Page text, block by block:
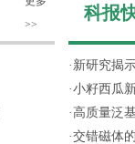
>>
科报
· 新研究揭
·小籽西瓜
· 高质量泛
·交错磁体